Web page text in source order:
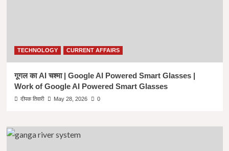
TECHNOLOGY CURRENT AFFAIRS
गूगल का AI चश्मा | Google AI Powered Smart Glasses |
Work of Google AI Powered Smart Glasses
दीपक तिवारी May 28, 2026 0